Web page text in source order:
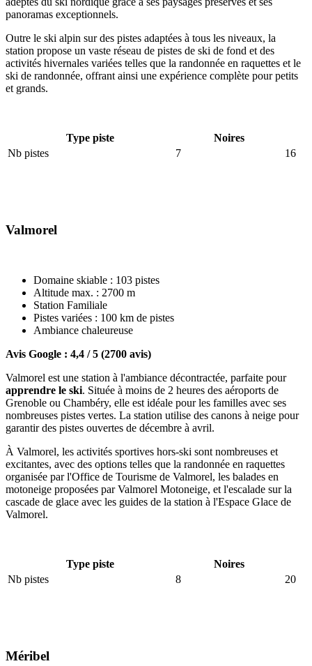
panoramas exceptionnels.
Outre le ski alpin sur des pistes adaptées à tous les niveaux, la
station propose un vaste réseau de pistes de ski de fond et des
activités hivernales variées telles que la randonnée en raquettes et le
ski de randonnée, offrant ainsi une expérience complète pour petits
et grands.
Type piste
Noires
Nb pistes
7 16
Valmorel
Domaine skiable : 103 pistes
Altitude max. : 2700 m
Station Familiale
Pistes variées : 100 km de pistes
Ambiance chaleureuse
Avis Google : 4,4 / 5 (2700 avis)
Valmorel est une station à l'ambiance décontractée, parfaite pour
apprendre le ski. Située à moins de 2 heures des aéroports de
Grenoble ou Chambéry, elle est idéale pour les familles avec ses
nombreuses pistes vertes. La station utilise des canons à neige pour
garantir des pistes ouvertes de décembre à avril.
À Valmorel, les activités sportives hors-ski sont nombreuses et
excitantes, avec des options telles que la randonnée en raquettes
organisée par l'Office de Tourisme de Valmorel, les balades en
motoneige proposées par Valmorel Motoneige, et l'escalade sur la
cascade de glace avec les guides de la station à l'Espace Glace de
Valmorel.
Type piste
Noires
Nb pistes
8 20
Méribel